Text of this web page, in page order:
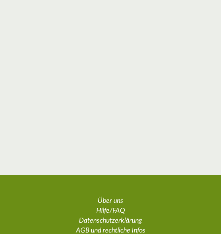
Über uns
Hilfe/FAQ
Datenschutzerklärung
AGB und rechtliche Infos